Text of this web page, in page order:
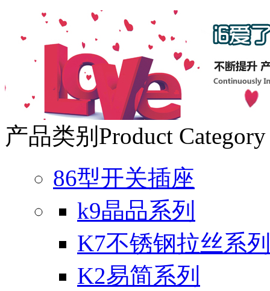
产品类别 Product Category
86型开关插座
k9晶品系列
K7不锈钢拉丝系列
K2易简系列